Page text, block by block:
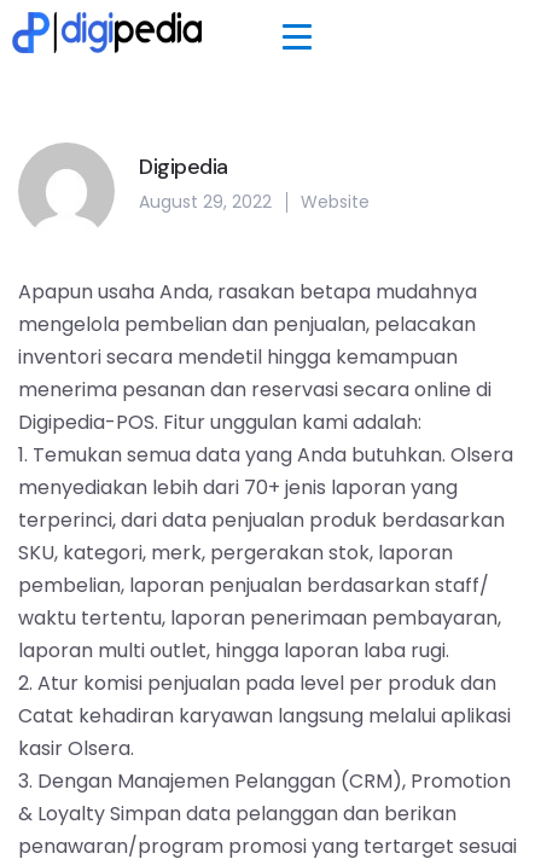
Digipedia
August 29, 2022 Website
Apapun usaha Anda, rasakan betapa mudahnya
mengelola pembelian dan penjualan, pelacakan
inventori secara mendetil hingga kemampuan
menerima pesanan dan reservasi secara online di
Digipedia-POS. Fitur unggulan kami adalah:
1. Temukan semua data yang Anda butuhkan. Olsera
menyediakan lebih dari 70+ jenis laporan yang
terperinci, dari data penjualan produk berdasarkan
SKU, kategori, merk, pergerakan stok, laporan
pembelian, laporan penjualan berdasarkan staff/
waktu tertentu, laporan penerimaan pembayaran,
laporan multi outlet, hingga laporan laba rugi.
2. Atur komisi penjualan pada level per produk dan
Catat kehadiran karyawan langsung melalui aplikasi
kasir Olsera.
3. Dengan Manajemen Pelanggan (CRM), Promotion
& Loyalty Simpan data pelanggan dan berikan
penawaran/program promosi yang tertarget sesuai